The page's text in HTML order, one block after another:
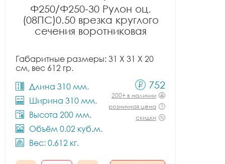
Ф250/Ф250-30 Рулон оц.
(08ПС)0.50 врезка круглого
сечения воротниковая
Габаритные размеры: 31 X 31 X 20
см, вес 612 гр.
Длина 310 мм.
Ширина 310 мм.
Высота 200 мм.
Объём 0.02 куб.м.
Вес: 0.612 кг.
752
200+ в наличии
розничная цена
скидки